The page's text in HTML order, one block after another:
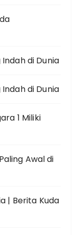
di Dunia
di Dunia
1 Miliki
Awal di
| Berita Kuda